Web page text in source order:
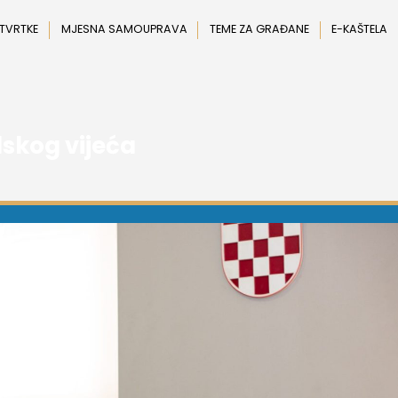
MJESNA SAMOUPRAVA TEME ZA GRAĐANE E-KAŠTELA